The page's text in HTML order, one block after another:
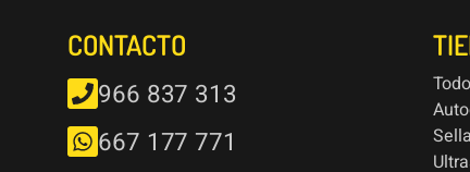
CONTACTO
966 837 313
667 177 771